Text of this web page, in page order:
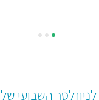
השבועי